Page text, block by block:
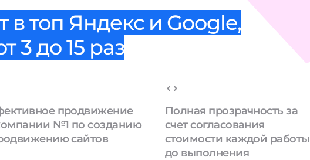
топ Яндекс и Google,
3 до 15 раз
продвижение
№1 по созданию
сайтов
Полная прозрачность за
счет согласования
стоимости каждой работы
до выполнения